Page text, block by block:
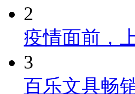
2
疫情面前，
3
百乐文具畅